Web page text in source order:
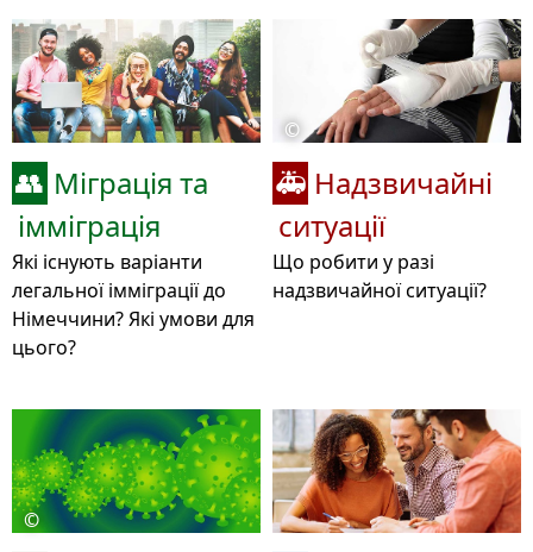
👥 Міграція та
імміграція
Які існують варіанти
легальної імміграції до
Німеччини? Які умови для
цього?
©
🚑 Надзвичайні
ситуації
Що робити у разі
надзвичайної ситуації?
©